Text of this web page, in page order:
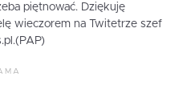
piętnować. Dziękuję
wieczorem na Twitetrze szef